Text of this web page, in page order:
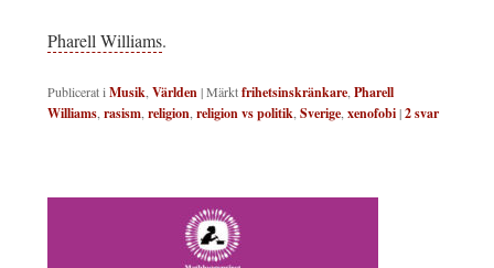
Pharell Williams.
Publicerat i Musik Världen|Märktfrihetsinskränkare Pharell
Williams rasism religion religion vs politik Sverige xenofobi|2svar